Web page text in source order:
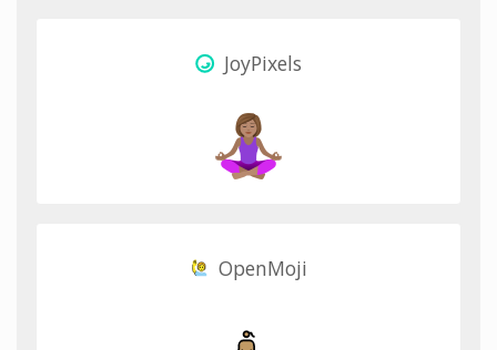
JoyPixels
OpenMoji